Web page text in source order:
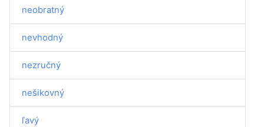
neobratný
nevhodný
nezručný
nešikovný
ľavý